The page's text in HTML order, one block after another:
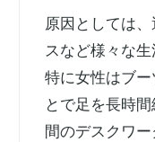
原因としては
スなど様々な生
特に女性はブ
とで足を長時
間のデスクワ